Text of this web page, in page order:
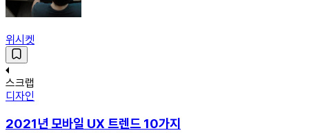
위시켓
스크랩
디자인
2021년 모바일 UX 트렌드 10가지